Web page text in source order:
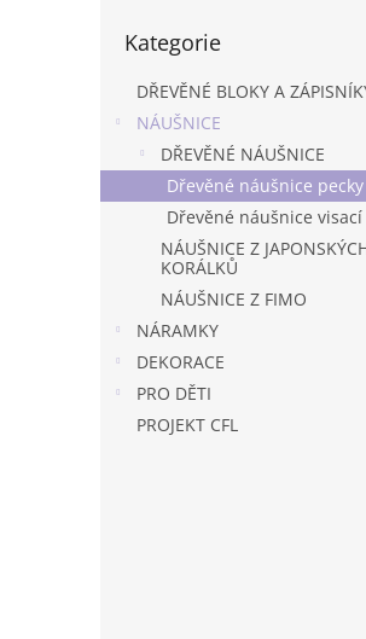
kategorie
Kategorie
DŘEVĚNÉ BLOKY A
NÁUŠNICE
DŘEVĚNÉ NÁUŠNICE
Dřevěné náušnice pecky
Dřevěné náušnice visací
NÁUŠNICE Z
KORÁLKŮ
NÁUŠNICE Z FIMO
NÁRAMKY
DEKORACE
PRO DĚTI
PROJEKT CFL